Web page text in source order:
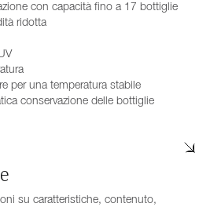
con capacità fino a 17 bottiglie
ridotta
per una temperatura stabile
conservazione delle bottiglie
su caratteristiche, contenuto,